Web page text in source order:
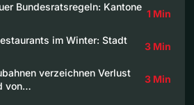
Bundesratsregeln: Kantone
1 Min
im Winter: Stadt
3 Min
verzeichnen Verlust
von…
3 Min